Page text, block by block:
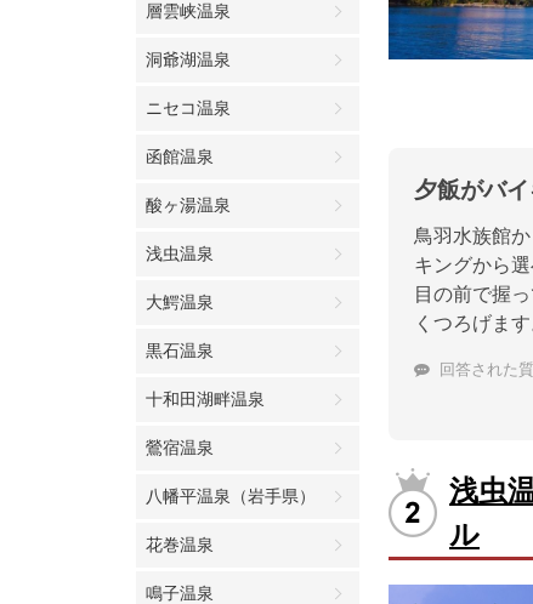
層雲峡温泉
洞爺湖温泉
ニセコ温泉
函館温泉
酸ヶ湯温泉
浅虫温泉
大鰐温泉
黒石温泉
十和田湖畔温泉
鶯宿温泉
八幡平温泉（岩手県）
花巻温泉
鳴子温泉
夕飯がバイ
鳥羽水族館
キングから
目の前で握
くつろげます
回答された
浅虫
ル